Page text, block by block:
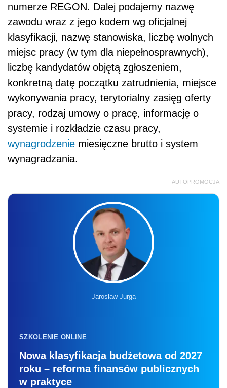
numerze REGON. Dalej podajemy nazwę
zawodu wraz z jego kodem wg oficjalnej
klasyfikacji, nazwę stanowiska, liczbę wolnych
miejsc pracy (w tym dla niepełnosprawnych),
liczbę kandydatów objętą zgłoszeniem,
konkretną datę początku zatrudnienia, miejsce
wykonywania pracy, terytorialny zasięg oferty
pracy, rodzaj umowy o pracę, informację o
systemie i rozkładzie czasu pracy,
wynagrodzenie miesięczne brutto i system
wynagradzania.
AUTOPROMOCJA
Jarosław Jurga
SZKOLENIE ONLINE
Nowa klasyfikacja budżetowa od 2027
roku – reforma finansów publicznych
w praktyce